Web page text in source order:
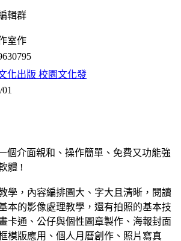
輯群
室作
化出版 校園文化發
個介面親和、操作簡單、免費又功能強
體 !
學，內容編排圖大、字大且清晰，閱讀
本的影像處理教學，還有拍照的基本技
卡通、公仔與個性圖章製作、海報封面
模版應用、個人月曆創作、照片寫真